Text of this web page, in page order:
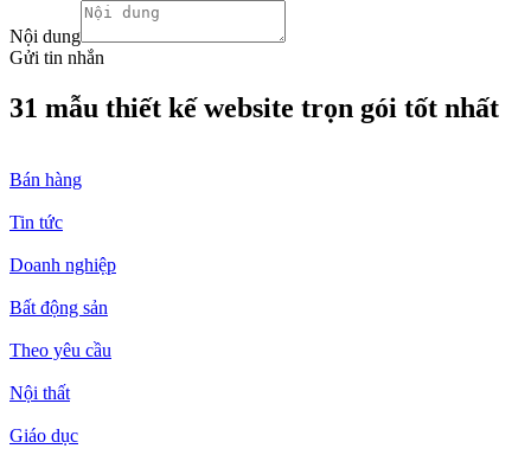
Nội dung
Gửi tin nhắn
31 mẫu thiết kế website trọn gói tốt nhất
Bán hàng
Tin tức
Doanh nghiệp
Bất động sản
Theo yêu cầu
Nội thất
Giáo dục